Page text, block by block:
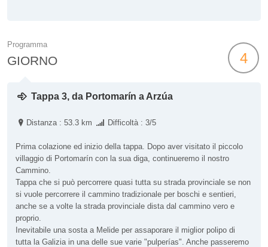
Programma
GIORNO 4
Tappa 3, da Portomarín a Arzúa
Distanza : 53.3 km Difficoltà : 3/5
Prima colazione ed inizio della tappa. Dopo aver visitato il piccolo
villaggio di Portomarín con la sua diga, continueremo il nostro
Cammino.
Tappa che si può percorrere quasi tutta su strada provinciale se non
si vuole percorrere il cammino tradizionale per boschi e sentieri,
anche se a volte la strada provinciale dista dal cammino vero e
proprio.
Inevitabile una sosta a Melide per assaporare il miglior polipo di
tutta la Galizia in una delle sue varie "pulperías". Anche passeremo